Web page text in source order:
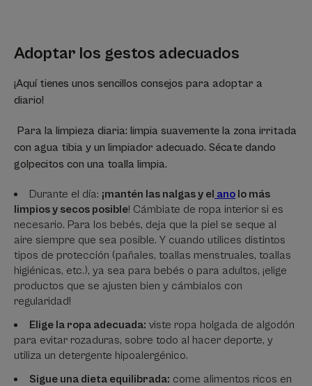
Adoptar los gestos adecuados
¡Aquí tienes unos sencillos consejos para adoptar a
diario!
Para la limpieza diaria: limpia suavemente la zona irritada
con agua tibia y un limpiador adecuado. Sécate dando
golpecitos con una toalla limpia.
Durante el día: ¡mantén las nalgas y el ano lo más
limpios y secos posible! Cámbiate de ropa interior si es
necesario. Para los bebés, deja que la piel se seque al
aire siempre que sea posible. Y cuando utilices distintos
tipos de protección (pañales, toallas menstruales, toallas
higiénicas, etc.), ya sea para bebés o para adultos, ¡elige
productos que se ajusten bien y cámbialos con
regularidad!
Elige la ropa adecuada: viste ropa holgada de algodón
para evitar rozaduras, sobre todo al hacer deporte, y
utiliza un detergente hipoalergénico.
Sigue una dieta equilibrada: come alimentos ricos en